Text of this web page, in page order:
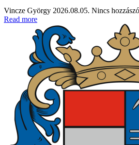
Vincze György 2026.08.05. Nincs
Read more